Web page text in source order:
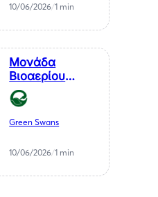
ενέργεια
10/06/2026/1 min
Μονάδα
Βιοαερίου
Βιοστερεά Α.Ε.
στον Μελιγαλά
Green Swans
10/06/2026/1 min